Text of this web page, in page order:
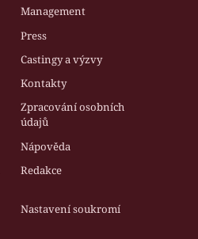
Management
Press
Castingy a výzvy
Kontakty
Zpracování osobních
údajů
Nápověda
Redakce
Nastavení soukromí